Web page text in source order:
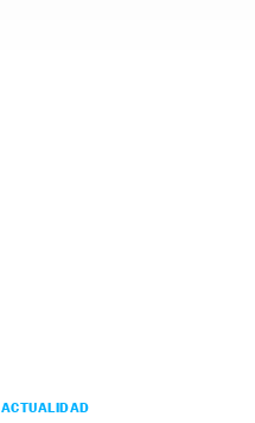
ACTUALIDAD